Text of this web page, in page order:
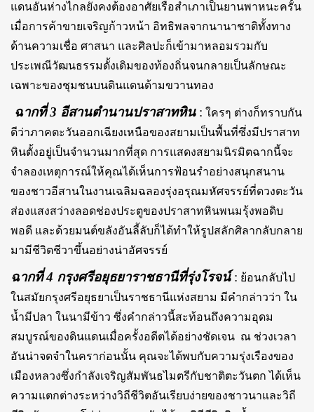
แดนอันห่างไกลยังคงต้องอาศัยเรือสำเภาเป็นยานพาหนะครั้น
เมื่อการค้าขายเจริญก้าวหน้า อิทธิพลจากนานาชาติทั้งทาง
ด้านความเชื่อ ศาสนา และศิลปะก็เข้ามาหลอมรวมกับ
ประเพณีวัฒนธรรมดั้งเดิมของท้องถิ่นจนกลายเป็นลักษณะ
เฉพาะของชุมชนบนดินแดนด้ามขวานทอง
ฉากที่ 3 อีสานตำนานปราสาทหิน : ใครๆ ต่างก็ทราบกัน
ดีว่าภาคตะวันออกเฉียงเหนือของสยามเป็นพื้นที่ซึ่งมีปราสาท
หินตั้งอยู่เป็นจำนวนมากที่สุด การแสดงสยามนิรมิตฉากนี้จะ
จำลองเหตุการณ์ให้คุณได้เห็นการฟ้อนรำอย่างสนุกสนาน
ของชาวอีสานในงานเฉลิมฉลองรุ่งอรุณมหัศจรรย์ที่ดวงตะวัน
ส่องแสงสว่างลอดช่องประตูของปราสาทหินพนมรุ้งพอดิบ
พอดี และด้วยมนต์ขลังอันลี้ลับก็ได้ทำให้รูปสลักศิลากลับกลาย
มามีชีวิตชีวาขึ้นอย่างน่าอัศจรรย์
ฉากที่ 4 กรุงศรีอยุธยาราชธานีที่รุ่งโรจน์: ย้อนกลับไป
ในสมัยกรุงศรีอยุธยาเป็นราชธานีแห่งสยาม มีคำกล่าวว่า ใน
น้ำมีปลา ในนามีข้าว ซึ่งคำกล่าวนี้สะท้อนถึงความอุดม
สมบูรณ์ของดินแดนเมื่อครั้งอดีตได้อย่างชัดเจน ณ ช่วงเวลา
อันน่าจดจำในคราก่อนนั้น คุณจะได้พบกับความรุ่งเรืองของ
เมืองหลวงซึ่งกำลังเจริญสัมพันธไมตรีกับชาติตะวันตก ได้เห็น
ความแตกต่างระหว่างวิถีชีวิตอันเรียบง่ายของชาวนาและวิถี